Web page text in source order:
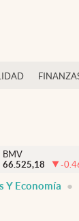
BMV
66.525,18
-
Y Economía